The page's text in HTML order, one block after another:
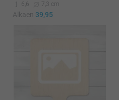
6,6 7,3 cm
Alkaen 39,95